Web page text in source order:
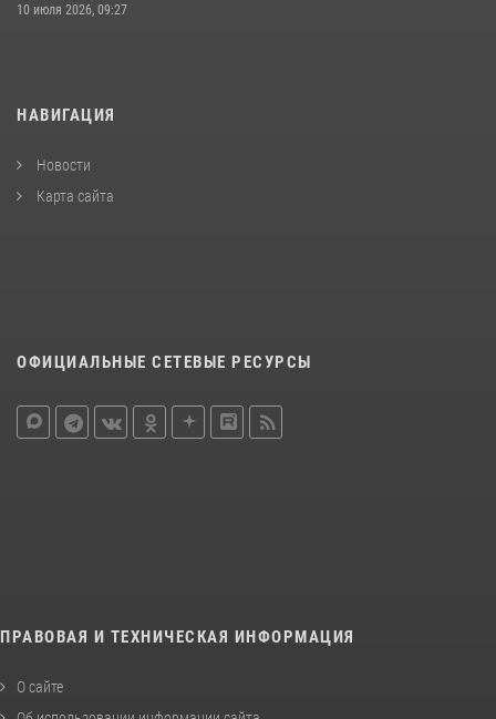
10 июля 2026, 09:27
НАВИГАЦИЯ
Новости
Карта сайта
ОФИЦИАЛЬНЫЕ СЕТЕВЫЕ РЕСУРСЫ
ПРАВОВАЯ И ТЕХНИЧЕСКАЯ ИНФОРМАЦИЯ
О сайте